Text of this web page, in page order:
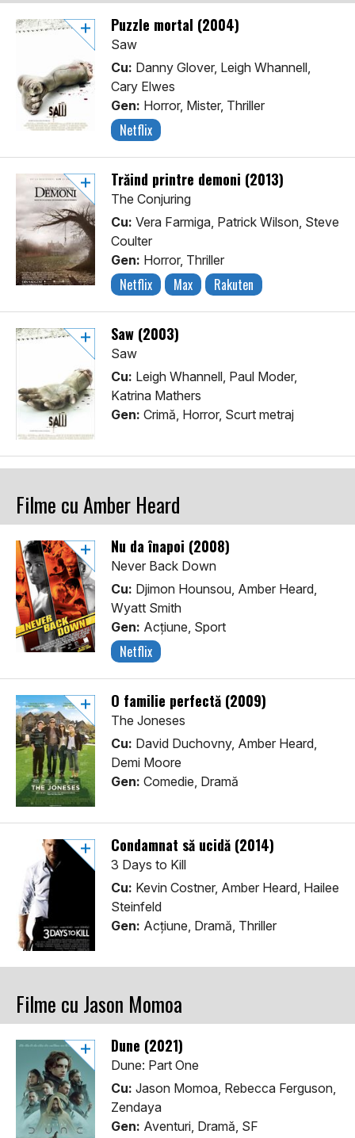
Puzzle mortal (2004)
Saw
Cu: Danny Glover, Leigh Whannell,
Cary Elwes
Gen: Horror, Mister, Thriller
Netflix
Trăind printre demoni (2013)
The Conjuring
Cu: Vera Farmiga, Patrick Wilson, Steve
Coulter
Gen: Horror, Thriller
Netflix Max Rakuten
Saw (2003)
Saw
Cu: Leigh Whannell, Paul Moder,
Katrina Mathers
Gen: Crimă, Horror, Scurt metraj
Filme cu Amber Heard
Nu da înapoi (2008)
Never Back Down
Cu: Djimon Hounsou, Amber Heard,
Wyatt Smith
Gen: Acţiune, Sport
Netflix
O familie perfectă (2009)
The Joneses
Cu: David Duchovny, Amber Heard,
Demi Moore
Gen: Comedie, Dramă
Condamnat să ucidă (2014)
3 Days to Kill
Cu: Kevin Costner, Amber Heard, Hailee
Steinfeld
Gen: Acţiune, Dramă, Thriller
Filme cu Jason Momoa
Dune (2021)
Dune: Part One
Cu: Jason Momoa, Rebecca Ferguson,
Zendaya
Gen: Aventuri, Dramă, SF